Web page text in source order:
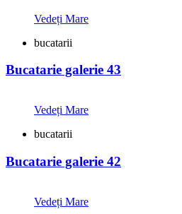
Vedeți Mare
bucatarii
Bucatarie galerie 43
Vedeți Mare
bucatarii
Bucatarie galerie 42
Vedeți Mare